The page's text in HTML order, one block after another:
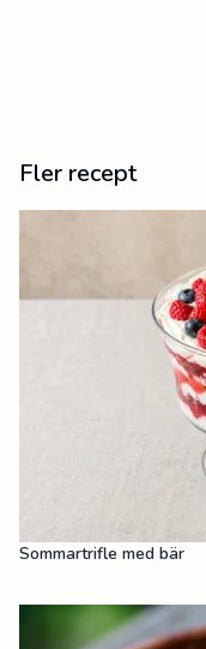
Fler recept
Sommartrifle med bär